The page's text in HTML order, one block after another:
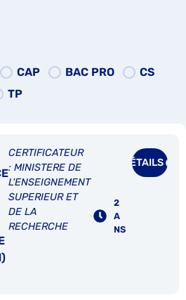
CAP BAC PRO
CS
TP
CERTIFICATEUR
: MINISTERE DE
L'ENSEIGNEMENT
SUPERIEUR ET
DE LA
RECHERCHE
2
A
NS
DÉTAILS